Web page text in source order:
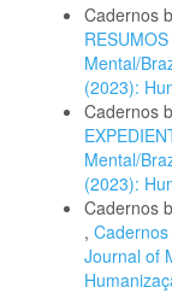
Cadernos
Mental/
(2023):
Cadernos
Mental/
(2023):
Cadernos
,
Journal of